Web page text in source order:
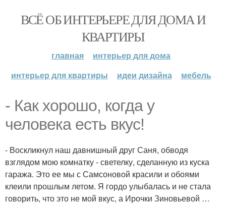
ВСЁ ОБ ИНТЕРЬЕРЕ ДЛЯ ДОМА И
КВАРТИРЫ
главная
интерьер для дома
интерьер для квартиры
идеи дизайна мебель
- Как хорошо, когда у
человека есть вкус!
- Воскликнул наш давнишный друг Саня, обводя
взглядом мою комнатку - светелку, сделанную из куска
гаража. Это ее мы с Самсоновой красили и обоями
клеили прошлым летом. Я гордо улыбалась и не стала
говорить, что это не мой вкус, а Ирочки Зиновьевой …